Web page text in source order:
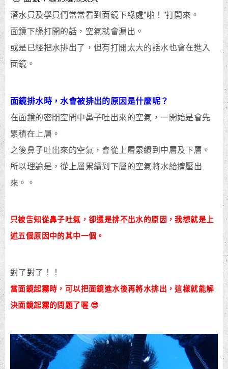
潛水員及學員們常常看到面鏡下緣處”啪！”打開來。
面鏡下緣打開的話，空氣就會漏出。
或是已經把水排出了，但有打開太大的話水也會在進入
面鏡。
面鏡排水時，水會被排出的原因是什麼呢？
在面鏡的密閉空間中鼻子吐出來的空氣，一開始是會先
累積在上層。
之後鼻子吐出來的空氣，會從上層累績到中層及下層。
所以理論是，從上層累績到下層的空氣將水給擠壓出
來。。
只被告知從鼻子吐氣，卻還是排不出水的原因，我想就是上
述五個原因中的其中一個 。
對了對了！！
當面鏡起霧時，可以把面鏡進水後再將水排出，這樣就能解
決面鏡起霧的問題了喔 😎